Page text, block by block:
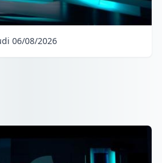
06/08/2026